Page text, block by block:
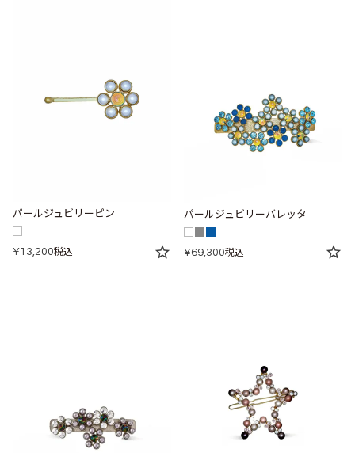
パールジュビリーピン
¥13,200税込
パールジュビリーバレッタ
¥69,300税込